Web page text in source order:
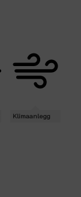
Klimaanlegg